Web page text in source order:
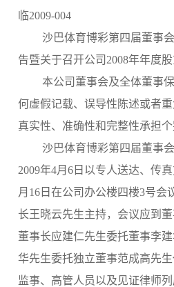
临2009-004
沙巴体育博彩第四届董事
告暨关于召开公司2008年年度
本公司董事会及全体董事
何虚假记载、误导性陈述或者
真实性、准确性和完整性承担个
沙巴体育博彩第四届董事
2009年4月6日以专人送达、传
月16日在公司办公楼四楼3号会
长王晓云先生主持，会议应到董
董事长应建仁先生委托董事李
华先生委托独立董事范成高先
监事、高管人员以及见证律师